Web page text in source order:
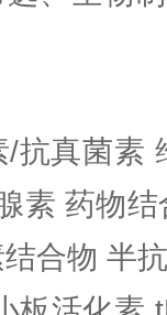
/抗真菌素
素 药物
合物 半